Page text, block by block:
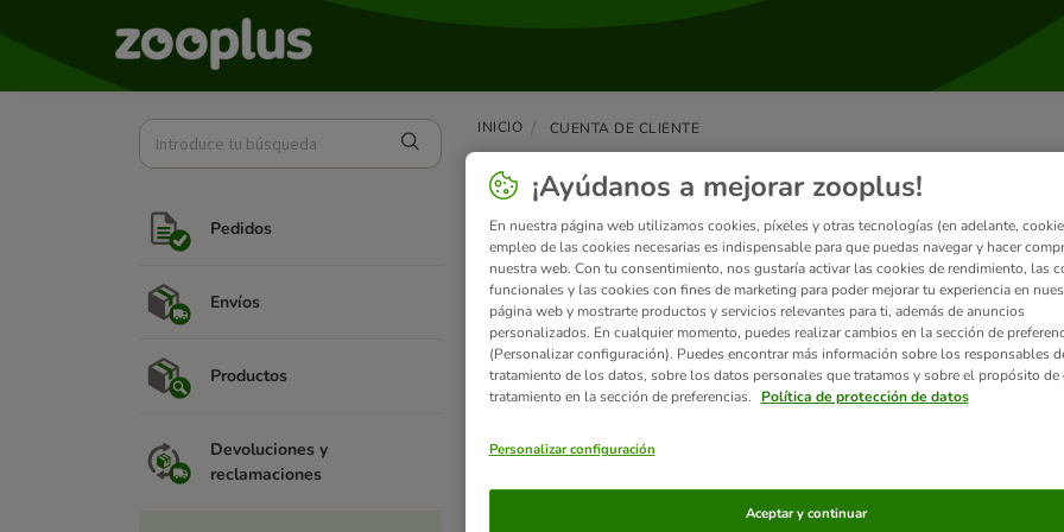
Pedidos
Envíos
Productos
Devoluciones y
reclamaciones
INICIO CUENTA DE CLIENTE
Newsletter
¿Cómo puedo suscribirme a la newsletter?
Suscríbete a la newsletter y entérate de todas nuestras
es fácil: si tienes una cuenta de cliente mi zoop...
¿Cómo puedo dejar de recibir la newsletter?
¡Ayúdanos a mejorar zooplus!
En nuestra página web utilizamos cookies, píxeles y otras tecnologías (en adelante,
empleo de las cookies necesarias es indispensable para que puedas navegar y hacer
nuestra web. Con tu consentimiento, nos gustaría activar las cookies de rendimiento, las
funcionales y las cookies con fines de marketing para poder mejorar tu experiencia en
página web y mostrarte productos y servicios relevantes para ti, además de anuncios
personalizados. En cualquier momento, puedes realizar cambios en la sección de
(Personalizar configuración). Puedes encontrar más información sobre los responsables
tratamiento de los datos, sobre los datos personales que tratamos y sobre el propósito de
tratamiento en la sección de preferencias.
Política de protección de datos
Personalizar configuración
Aceptar y continuar